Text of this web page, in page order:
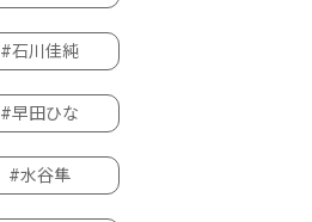
#石川佳純
#早田ひな
#水谷隼